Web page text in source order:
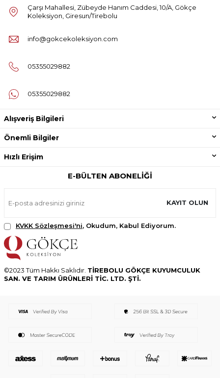
Çarşı Mahallesi, Zübeyde Hanım Caddesi, 10/A, Gökçe
Koleksiyon, Giresun/Tirebolu
info@gokcekoleksiyon.com
05355029882
05355029882
Alışveriş Bilgileri
Önemli Bilgiler
Hızlı Erişim
E-BÜLTEN ABONELIĞI
KAYIT OLUN
KVKK Sözleşmesi'ni, Okudum, Kabul Ediyorum.
©2023 Tüm Hakkı Saklıdır. TİREBOLU GÖKÇE KUYUMCULUK
SAN. VE TARIM ÜRÜNLERİ TİC. LTD. ŞTİ.